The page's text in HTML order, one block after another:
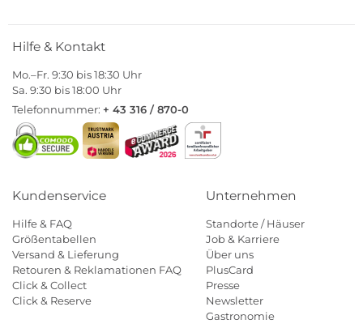
Hilfe & Kontakt
Mo.–Fr. 9:30 bis 18:30 Uhr
Sa. 9:30 bis 18:00 Uhr
Telefonnummer: + 43 316 / 870-0
Kundenservice
Hilfe & FAQ
Größentabellen
Versand & Lieferung
Retouren & Reklamationen FAQ
Click & Collect
Click & Reserve
Unternehmen
Standorte / Häuser
Job & Karriere
Über uns
PlusCard
Presse
Newsletter
Gastronomie